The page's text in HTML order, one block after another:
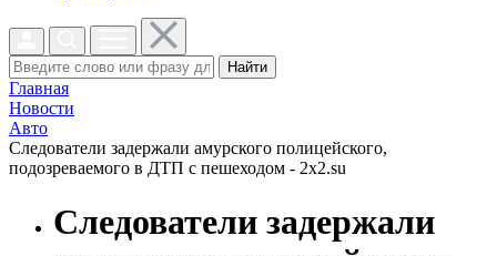
Найти
Главная
Новости
Авто
Следователи задержали амурского полицейского,
подозреваемого в ДТП с пешеходом - 2x2.su
Следователи задержали